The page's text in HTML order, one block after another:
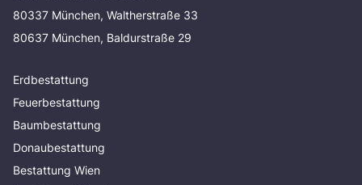
80337 München, Waltherstraße 33
80637 München, Baldurstraße 29
Erdbestattung
Feuerbestattung
Baumbestattung
Donaubestattung
Bestattung Wien